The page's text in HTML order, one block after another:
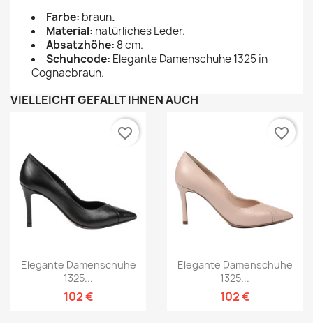
Farbe: braun.
Material: natürliches Leder.
Absatzhöhe: 8 cm.
Schuhcode: Elegante Damenschuhe 1325 in
Cognacbraun.
VIELLEICHT GEFÄLLT IHNEN AUCH
Elegante Damenschuhe
1325...
102 €
favorite_border
Elegante Damenschuhe
1325...
102 €
favorite_border